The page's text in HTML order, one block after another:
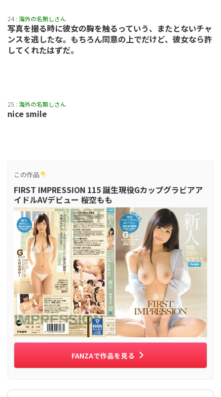
24 : 海外の名無しさん
写真を撮る時に彼女の胸を触るっていう、またとないチャ
ンスを逃したな。もちろん同意の上でだけど、彼女なら許
してくれたはずだ。
25 : 海外の名無しさん
nice smile
この作品
FIRST IMPRESSION 115 誕生現役Gカップグラビアア
イドルAVデビュー 桜空もも
FANZAで作品を見る